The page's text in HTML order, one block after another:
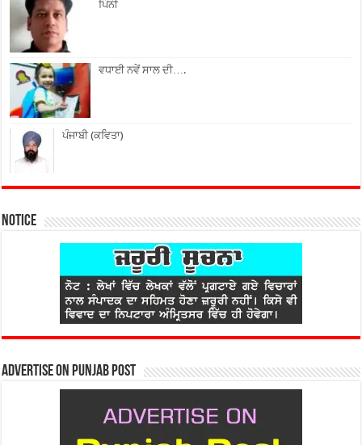
ਪਿੰਨੀ
ਵਧਾਈ ਨਵੇਂ ਸਾਲ ਦੀ….
ਪੰਜਾਬੀ (ਕਵਿਤਾ)
Notice
Advertise on Punjab Post